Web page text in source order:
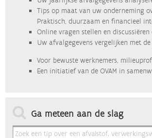
Tips op maat van uw onderneming
Praktisch, duurzaam en financieel
Online vragen stellen en
Uw afvalgegevens vergelijken met
Voor bewuste werknemers,
Een initiatief van de OVAM in
Ga meteen aan de slag